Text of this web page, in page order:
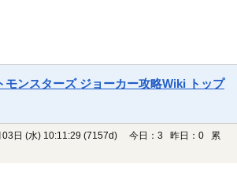
モンスターズ ジョーカー攻略Wiki トップ
日 (水) 10:11:29 (7157d)
今日：3 昨日：0 累